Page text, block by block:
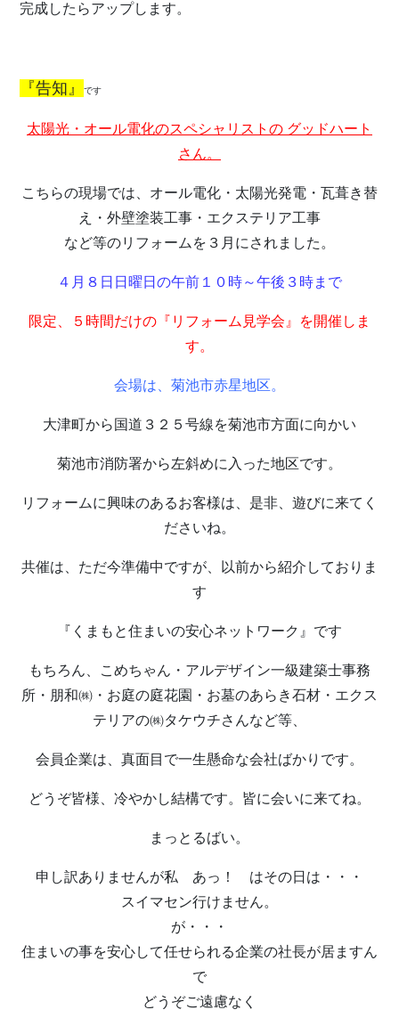
完成したらアップします。
『告知』です
太陽光・オール電化のスペシャリストの グッドハート
さん。
こちらの現場では、オール電化・太陽光発電・瓦葺き替
え・外壁塗装工事・エクステリア工事
など等のリフォームを３月にされました。
４月８日日曜日の午前１０時～午後３時まで
限定、５時間だけの『リフォーム見学会』を開催しま
す。
会場は、菊池市赤星地区。
大津町から国道３２５号線を菊池市方面に向かい
菊池市消防署から左斜めに入った地区です。
リフォームに興味のあるお客様は、是非、遊びに来てく
ださいね。
共催は、ただ今準備中ですが、以前から紹介しておりま
す
『くまもと住まいの安心ネットワーク』です
もちろん、こめちゃん・アルデザイン一級建築士事務
所・朋和㈱・お庭の庭花園・お墓のあらき石材・エクス
テリアの㈱タケウチさんなど等、
会員企業は、真面目で一生懸命な会社ばかりです。
どうぞ皆様、冷やかし結構です。皆に会いに来てね。
まっとるばい。
申し訳ありませんが私 あっ！ はその日は・・・
スイマセン行けません。
が・・・
住まいの事を安心して任せられる企業の社長が居ますん
で
どうぞご遠慮なく